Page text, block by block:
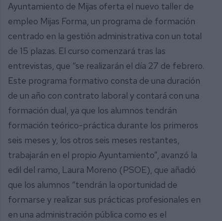
Ayuntamiento de Mijas oferta el nuevo taller de
empleo Mijas Forma, un programa de formación
centrado en la gestión administrativa con un total
de 15 plazas. El curso comenzará tras las
entrevistas, que “se realizarán el día 27 de febrero.
Este programa formativo consta de una duración
de un año con contrato laboral y contará con una
formación dual, ya que los alumnos tendrán
formación teórico-práctica durante los primeros
seis meses y, los otros seis meses restantes,
trabajarán en el propio Ayuntamiento”, avanzó la
edil del ramo, Laura Moreno (PSOE), que añadió
que los alumnos “tendrán la oportunidad de
formarse y realizar sus prácticas profesionales en
en una administración pública como es el